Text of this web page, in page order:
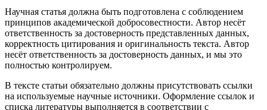
Научная статья должна быть подготовлена с соблюдением
принципов академической добросовестности. Автор несёт
ответственность за достоверность представленных данных,
корректность цитирования и оригинальность текста. Автор
несёт ответственность за достоверность данных, и мы это
полностью контролируем.
В тексте статьи обязательно должны присутствовать ссылки
на используемые научные источники. Оформление ссылок и
списка литературы выполняется в соответствии с